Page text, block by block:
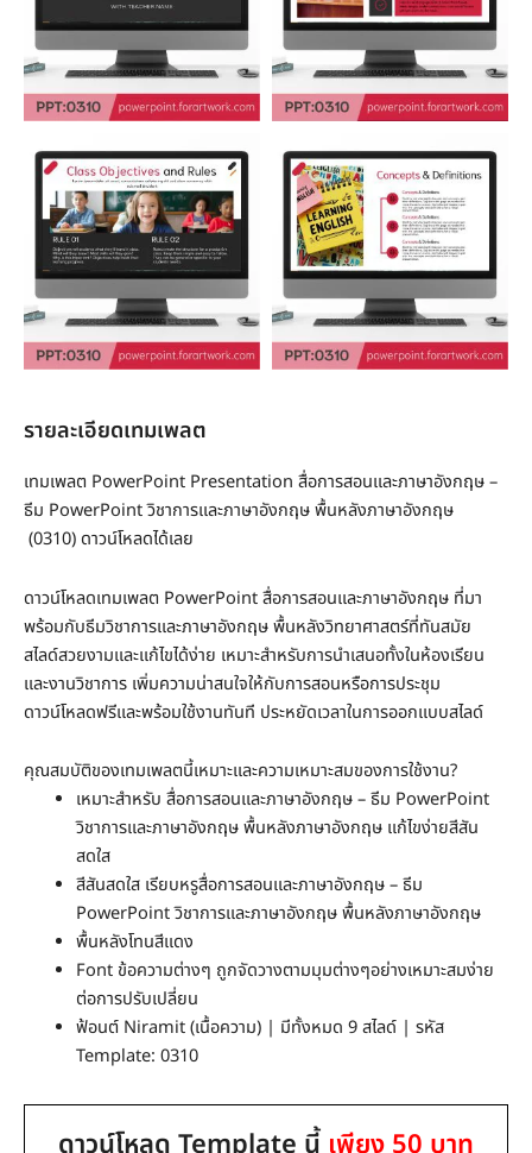
รายละเอียดเทมเพลต
เทมเพลต PowerPoint Presentation สื่อการสอนและภาษาอังกฤษ –
ธีม PowerPoint วิชาการและภาษาอังกฤษ พื้นหลังภาษาอังกฤษ
(0310) ดาวน์โหลดได้เลย
ดาวน์โหลดเทมเพลต PowerPoint สื่อการสอนและภาษาอังกฤษ ที่มา
พร้อมกับธีมวิชาการและภาษาอังกฤษ พื้นหลังวิทยาศาสตร์ที่ทันสมัย
สไลด์สวยงามและแก้ไขได้ง่าย เหมาะสำหรับการนำเสนอทั้งในห้องเรียน
และงานวิชาการ เพิ่มความน่าสนใจให้กับการสอนหรือการประชุม
ดาวน์โหลดฟรีและพร้อมใช้งานทันที ประหยัดเวลาในการออกแบบสไลด์
คุณสมบัติของเทมเพลตนี้เหมาะและความเหมาะสมของการใช้งาน?
เหมาะสำหรับ สื่อการสอนและภาษาอังกฤษ – ธีม PowerPoint
วิชาการและภาษาอังกฤษ พื้นหลังภาษาอังกฤษ แก้ไขง่ายสีสัน
สดใส
สีสันสดใส เรียบหรูสื่อการสอนและภาษาอังกฤษ – ธีม
PowerPoint วิชาการและภาษาอังกฤษ พื้นหลังภาษาอังกฤษ
พื้นหลังโทนสีแดง
Font ข้อความต่างๆ ถูกจัดวางตามมุมต่างๆอย่างเหมาะสมง่าย
ต่อการปรับเปลี่ยน
ฟ้อนต์ Niramit (เนื้อความ) | มีทั้งหมด 9 สไลด์ | รหัส
Template: 0310
ดาวน์โหลด Template นี้ เพียง 50 บาท